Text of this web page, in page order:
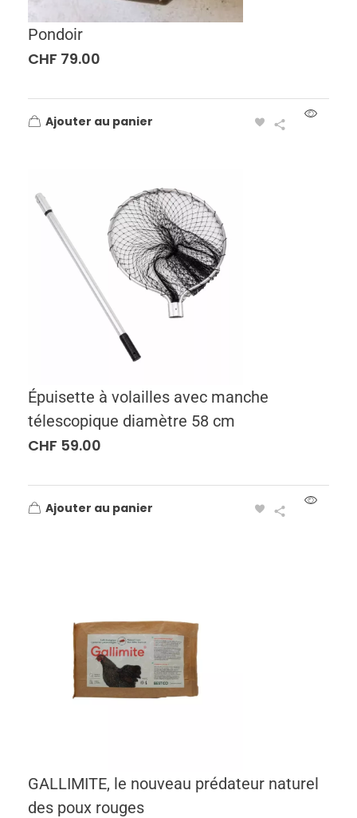
Pondoir
CHF 79.00
Ajouter au panier
Épuisette à volailles avec manche
télescopique diamètre 58 cm
CHF 59.00
Ajouter au panier
GALLIMITE, le nouveau prédateur naturel
des poux rouges